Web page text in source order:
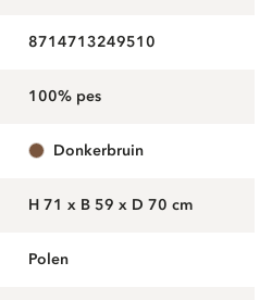
8714713249510
100% pes
donkerbruin
H 71 x B 59 x D 70 cm
Polen